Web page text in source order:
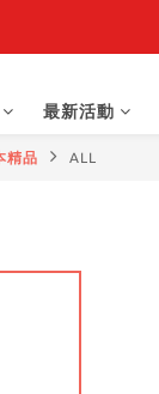
最新活動
精品 ALL